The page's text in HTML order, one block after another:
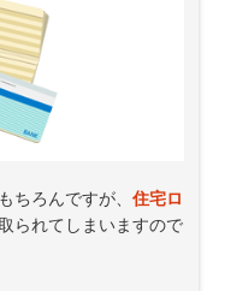
ちろんですが、 住宅ロ
られてしまいますので